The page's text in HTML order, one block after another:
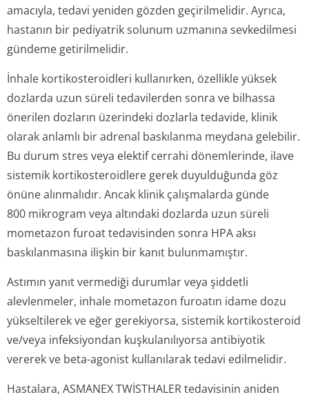
amacıyla, tedavi yeniden gözden geçirilmelidir. Ayrıca,
hastanın bir pediyatrik solunum uzmanına sevkedilmesi
gündeme getirilmelidir.
İnhale kortikosteroidleri kullanırken, özellikle yüksek
dozlarda uzun süreli tedavilerden sonra ve bilhassa
önerilen dozların üzerindeki dozlarla tedavide, klinik
olarak anlamlı bir adrenal baskılanma meydana gelebilir.
Bu durum stres veya elektif cerrahi dönemlerinde, ilave
sistemik kortikosteroidlere gerek duyulduğunda göz
önüne alınmalıdır. Ancak klinik çalışmalarda günde
800 mikrogram veya altındaki dozlarda uzun süreli
mometazon furoat tedavisinden sonra HPA aksı
baskılanmasına ilişkin bir kanıt bulunmamıştır.
Astımın yanıt vermediği durumlar veya şiddetli
alevlenmeler, inhale mometazon furoatın idame dozu
yükseltilerek ve eğer gerekiyorsa, sistemik kortikosteroid
ve/veya infeksiyondan kuşkulanılıyorsa antibiyotik
vererek ve beta-agonist kullanılarak tedavi edilmelidir.
Hastalara, ASMANEX TWİSTHALER tedavisinin aniden